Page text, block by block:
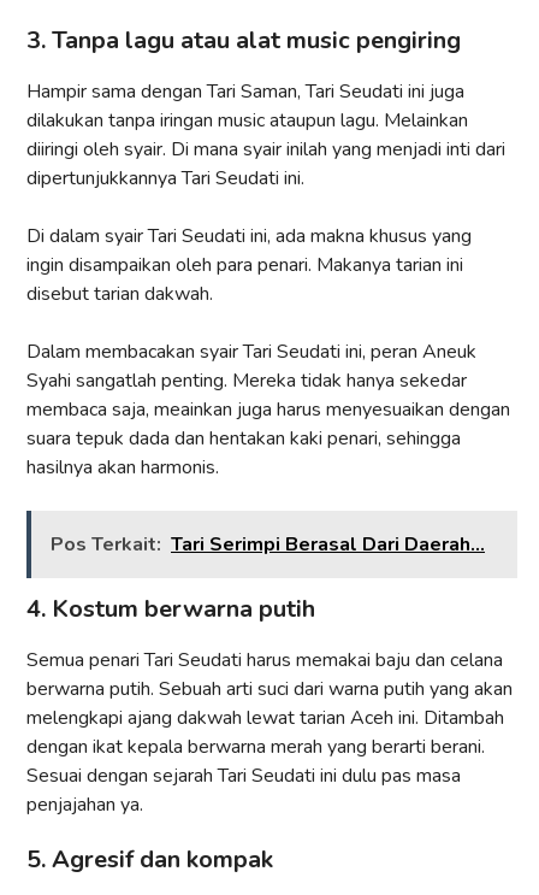
3. Tanpa lagu atau alat music pengiring
Hampir sama dengan Tari Saman, Tari Seudati ini juga
dilakukan tanpa iringan music ataupun lagu. Melainkan
diiringi oleh syair. Di mana syair inilah yang menjadi inti dari
dipertunjukkannya Tari Seudati ini.
Di dalam syair Tari Seudati ini, ada makna khusus yang
ingin disampaikan oleh para penari. Makanya tarian ini
disebut tarian dakwah.
Dalam membacakan syair Tari Seudati ini, peran Aneuk
Syahi sangatlah penting. Mereka tidak hanya sekedar
membaca saja, meainkan juga harus menyesuaikan dengan
suara tepuk dada dan hentakan kaki penari, sehingga
hasilnya akan harmonis.
Pos Terkait: Tari Serimpi Berasal Dari Daerah...
4. Kostum berwarna putih
Semua penari Tari Seudati harus memakai baju dan celana
berwarna putih. Sebuah arti suci dari warna putih yang akan
melengkapi ajang dakwah lewat tarian Aceh ini. Ditambah
dengan ikat kepala berwarna merah yang berarti berani.
Sesuai dengan sejarah Tari Seudati ini dulu pas masa
penjajahan ya.
5. Agresif dan kompak